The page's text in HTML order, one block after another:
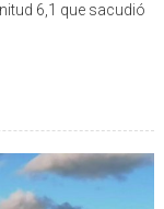
6,1 que sacudió